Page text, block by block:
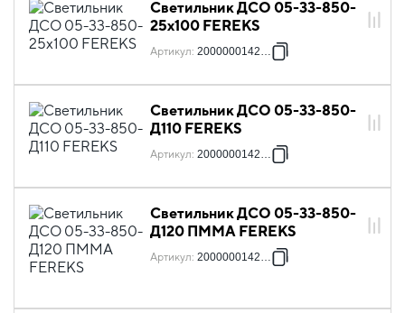
Светильник ДСО 05-33-850-
25х100 FEREKS
Артикул: 2000000142678
Светильник ДСО 05-33-850-
Д110 FEREKS
Артикул: 2000000142685
Светильник ДСО 05-33-850-
Д120 ПММА FEREKS
Артикул: 2000000142692